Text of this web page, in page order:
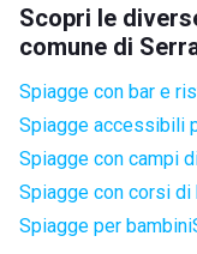
Scopri le
comune di
Spiagge con bar e
Spiagge accessibili
Spiagge con campi
Spiagge con corsi
Spiagge per bambini